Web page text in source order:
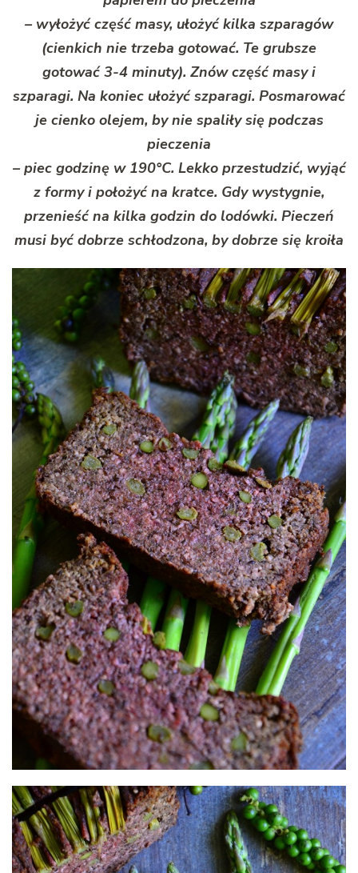
– wyłożyć część masy, ułożyć kilka szparagów
(cienkich nie trzeba gotować. Te grubsze
gotować 3-4 minuty). Znów część masy i
szparagi. Na koniec ułożyć szparagi. Posmarować
je cienko olejem, by nie spaliły się podczas
pieczenia
– piec godzinę w 190°C. Lekko przestudzić, wyjąć
z formy i położyć na kratce. Gdy wystygnie,
przenieść na kilka godzin do lodówki. Pieczeń
musi być dobrze schłodzona, by dobrze się kroiła